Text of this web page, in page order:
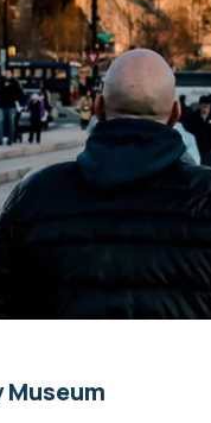
Museum